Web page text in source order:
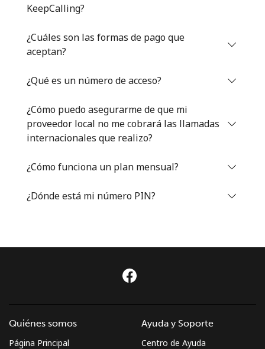
Iniciar Sesión
KeepCalling?
¿Cuáles son las formas de pago que
aceptan?
¿Qué es un número de acceso?
¿Cómo puedo asegurarme de que mi
proveedor local no me cobrará las llamadas
internacionales que realizo?
¿Cómo funciona un plan mensual?
¿Dónde está mi número PIN?
Quiénes somos
Página Principal
Ayuda y Soporte
Centro de Ayuda